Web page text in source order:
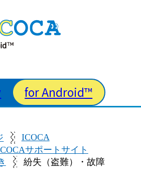
for Android™
ICOCA
サポートサイト
紛失（盗難）・故障